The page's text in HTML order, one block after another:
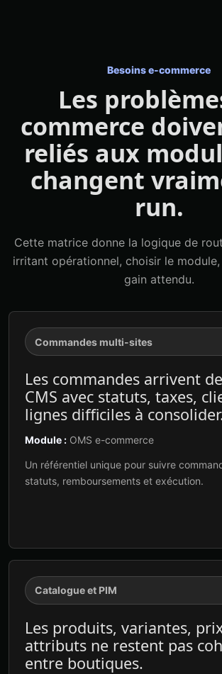
Besoins e-commerce
Les
commerce
reliés aux
changent
run.
Cette matrice donne la logique de
irritant opérationnel, choisir le
gain attendu.
Commandes multi-sites
Les commandes arrivent
CMS avec statuts, taxes,
lignes difficiles à
Module : OMS e-commerce
Un référentiel unique pour suivre
statuts, remboursements et exécution.
Catalogue et PIM
Les produits, variantes,
attributs ne restent pas
entre boutiques.